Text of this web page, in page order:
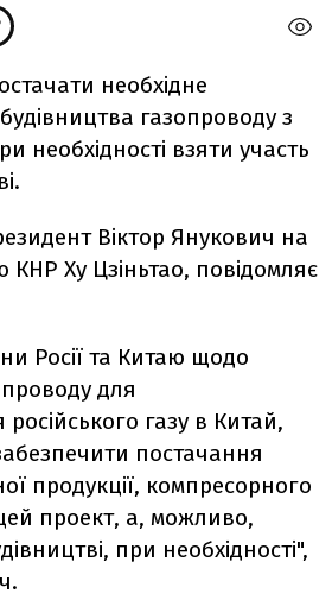
необхідне
газопроводу з
необхідності взяти участь
Віктор Янукович на
КНР Ху Цзіньтао, повідомляє
Росії та Китаю щодо
для
газу в Китай,
постачання
продукції, компресорного
проект, а, можливо,
при необхідності",